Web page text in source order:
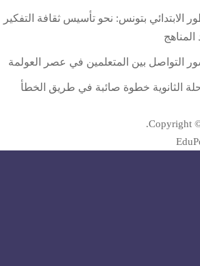
الابتدائي بتونس: نحو تأسيس ثقافة التفكير
التواصل بين المتعلمين في عصر العولمة
الثانوية خطوة صائبة في طريق الخطأ
Copyright